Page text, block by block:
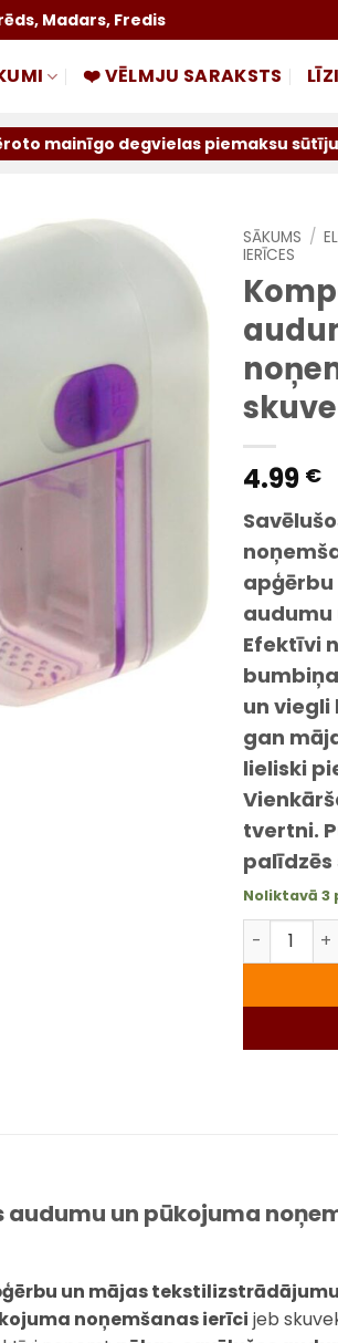
Madars, Fredis
❤️ VĒLMJU SARAKSTS
degvielas piemaksu sūtījumiem par
SĀKUMS /
IERĪCES
4.99 €
audumu
Efektīvi
un
gan
lieliski
tvertni.
Noliktavā 3
un pūkojuma
un mājas tekstilizstrādājumu
noņemšanas ierīci jeb